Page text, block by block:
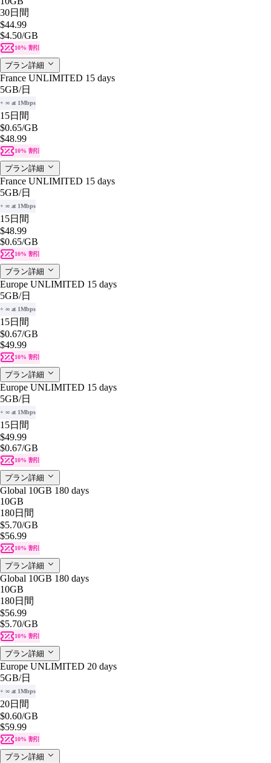
30日間
$44.99
$4.50/GB
10% 割引
プラン詳細
France UNLIMITED 15 days
5GB/日
+ ∞ at 1Mbps
15日間
$0.65/GB
$48.99
10% 割引
プラン詳細
France UNLIMITED 15 days
5GB/日
+ ∞ at 1Mbps
15日間
$48.99
$0.65/GB
10% 割引
プラン詳細
Europe UNLIMITED 15 days
5GB/日
+ ∞ at 1Mbps
15日間
$0.67/GB
$49.99
10% 割引
プラン詳細
Europe UNLIMITED 15 days
5GB/日
+ ∞ at 1Mbps
15日間
$49.99
$0.67/GB
10% 割引
プラン詳細
Global 10GB 180 days
10GB
180日間
$5.70/GB
$56.99
10% 割引
プラン詳細
Global 10GB 180 days
10GB
180日間
$56.99
$5.70/GB
10% 割引
プラン詳細
Europe UNLIMITED 20 days
5GB/日
+ ∞ at 1Mbps
20日間
$0.60/GB
$59.99
10% 割引
プラン詳細